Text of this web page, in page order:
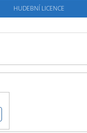
HUDEBNÍ LICENCE